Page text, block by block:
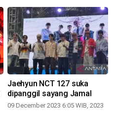
Jaehyun NCT 127 suka
dipanggil sayang Jamal
09 December 2023 6:05 WIB, 2023